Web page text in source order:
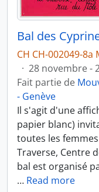
Bal des
CH CH-002049-8a
· 28 novembre -
Fait partie de
- Genève
Il s'agit d'une
papier blanc)
toutes les
Traverse, Centre
bal est organisé
… Read more